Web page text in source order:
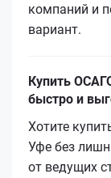
компаний и
вариант.
Купить
быстро и
Хотите
Уфе без
от ведущих